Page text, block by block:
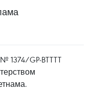
GP-BTTTT